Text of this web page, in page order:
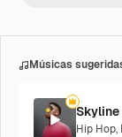
Músicas
Hip Hop,